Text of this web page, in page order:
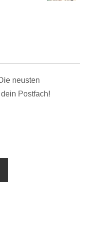
neusten
Postfach!